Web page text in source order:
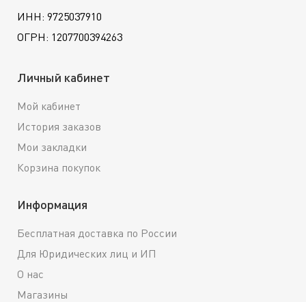
ИНН: 9725037910
ОГРН: 1207700394263
Личный кабинет
Мой кабинет
История заказов
Мои закладки
Корзина покупок
Информация
Бесплатная доставка по России
Для Юридических лиц и ИП
О нас
Магазины